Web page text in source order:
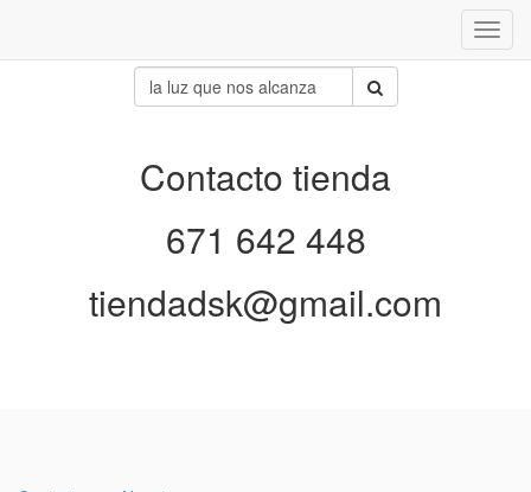
Contacto tienda
671 642 448
tiendadsk@gmail.com